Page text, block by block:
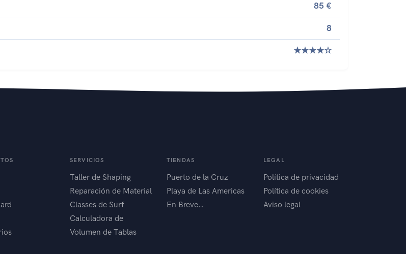
85 €
8
★★★★☆
SERVICIOS
Taller de Shaping
Reparación de Material
Classes de Surf
Calculadora de
Volumen de Tablas
TIENDAS
Puerto de la Cruz
Playa de Las Americas
En Breve…
LEGAL
Política de privacidad
Política de cookies
Aviso legal